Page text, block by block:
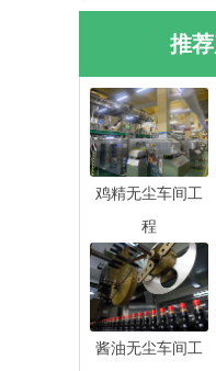
推
鸡精无尘车间工
程
酱油无尘车间工